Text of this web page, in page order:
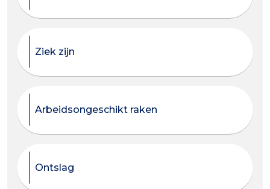
Ziek zijn
Arbeidsongeschikt raken
Ontslag